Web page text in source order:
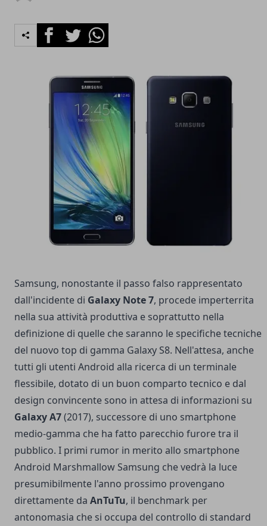
FacebookTwitterWhatsapp
Samsung, nonostante il passo falso rappresentato
dall'incidente di Galaxy Note 7, procede imperterrita
nella sua attività produttiva e soprattutto nella
definizione di quelle che saranno le specifiche tecniche
del nuovo top di gamma Galaxy S8. Nell'attesa, anche
tutti gli utenti Android alla ricerca di un terminale
flessibile, dotato di un buon comparto tecnico e dal
design convincente sono in attesa di informazioni su
Galaxy A7(2017), successore di uno smartphone
medio-gamma che ha fatto parecchio furore tra il
pubblico. I primi rumor in merito allo smartphone
Android Marshmallow Samsung che vedrà la luce
presumibilmente l'anno prossimo provengano
direttamente da AnTuTu, il benchmark per
antonomasia che si occupa del controllo di standard